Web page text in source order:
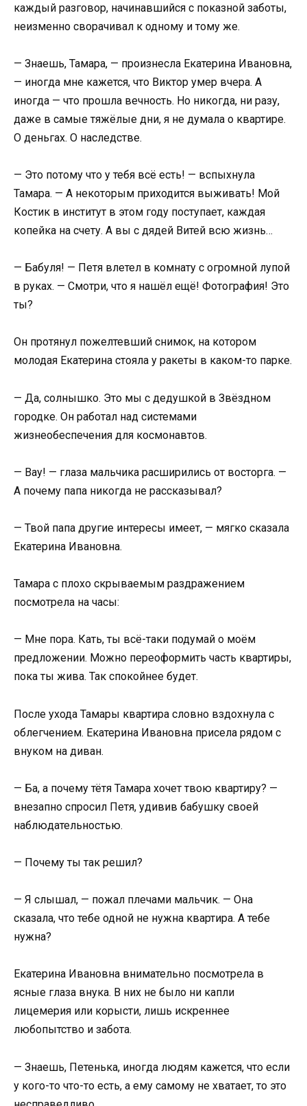
каждый разговор, начинавшийся с показной заботы,
неизменно сворачивал к одному и тому же.
— Знаешь, Тамара, — произнесла Екатерина Ивановна,
— иногда мне кажется, что Виктор умер вчера. А
иногда — что прошла вечность. Но никогда, ни разу,
даже в самые тяжёлые дни, я не думала о квартире.
О деньгах. О наследстве.
— Это потому что у тебя всё есть! — вспыхнула
Тамара. — А некоторым приходится выживать! Мой
Костик в институт в этом году поступает, каждая
копейка на счету. А вы с дядей Витей всю жизнь…
— Бабуля! — Петя влетел в комнату с огромной лупой
в руках. — Смотри, что я нашёл ещё! Фотография! Это
ты?
Он протянул пожелтевший снимок, на котором
молодая Екатерина стояла у ракеты в каком-то парке.
— Да, солнышко. Это мы с дедушкой в Звёздном
городке. Он работал над системами
жизнеобеспечения для космонавтов.
— Вау! — глаза мальчика расширились от восторга. —
А почему папа никогда не рассказывал?
— Твой папа другие интересы имеет, — мягко сказала
Екатерина Ивановна.
Тамара с плохо скрываемым раздражением
посмотрела на часы:
— Мне пора. Кать, ты всё-таки подумай о моём
предложении. Можно переоформить часть квартиры,
пока ты жива. Так спокойнее будет.
После ухода Тамары квартира словно вздохнула с
облегчением. Екатерина Ивановна присела рядом с
внуком на диван.
— Ба, а почему тётя Тамара хочет твою квартиру? —
внезапно спросил Петя, удивив бабушку своей
наблюдательностью.
— Почему ты так решил?
— Я слышал, — пожал плечами мальчик. — Она
сказала, что тебе одной не нужна квартира. А тебе
нужна?
Екатерина Ивановна внимательно посмотрела в
ясные глаза внука. В них не было ни капли
лицемерия или корысти, лишь искреннее
любопытство и забота.
— Знаешь, Петенька, иногда людям кажется, что если
у кого-то что-то есть, а ему самому не хватает, то это